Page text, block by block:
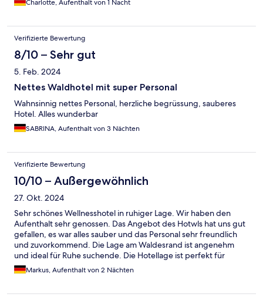
Charlotte, Aufenthalt von 1 Nacht
Verifizierte Bewertung
8/10 – Sehr gut
5. Feb. 2024
Nettes Waldhotel mit super Personal
Wahnsinnig nettes Personal, herzliche begrüssung, sauberes
Hotel. Alles wunderbar
SABRINA, Aufenthalt von 3 Nächten
Verifizierte Bewertung
10/10 – Außergewöhnlich
27. Okt. 2024
Sehr schönes Wellnesshotel in ruhiger Lage. Wir haben den
Aufenthalt sehr genossen. Das Angebot des Hotwls hat uns gut
gefallen, es war alles sauber und das Personal sehr freundlich
und zuvorkommend. Die Lage am Waldesrand ist angenehm
und ideal für Ruhe suchende. Die Hotellage ist perfekt für
Ausflüge.
Markus, Aufenthalt von 2 Nächten